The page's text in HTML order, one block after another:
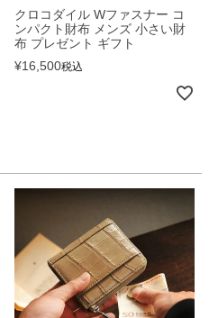
クロコダイル Wファスナー コ
ンパクト財布 メンズ 小さい財
布 プレゼント ギフト
¥16,500税込